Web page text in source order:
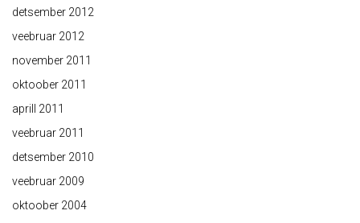
detsember 2012
veebruar 2012
november 2011
oktoober 2011
aprill 2011
veebruar 2011
detsember 2010
veebruar 2009
oktoober 2004